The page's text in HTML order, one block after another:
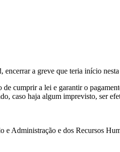
a greve que teria início
cumprir a lei e garantir o
caso haja algum imprevisto, ser
Administração e dos Recursos